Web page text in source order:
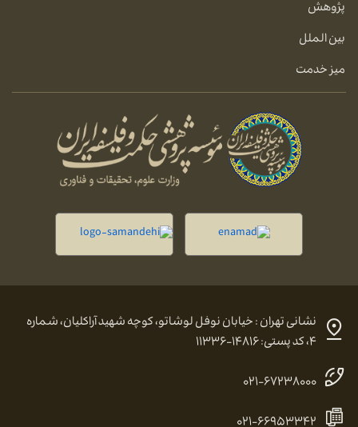
پژوهش
بین الملل
میز خدمت
نشانی تهران : خیابان نوفل لوشاتو، کوچه شهید آراکلیان، شماره
۴، کد پستی: ۱۴۸۱۶-۱۱۳۳۶
۰۲۱-۶۷۲۳۸۰۰۰